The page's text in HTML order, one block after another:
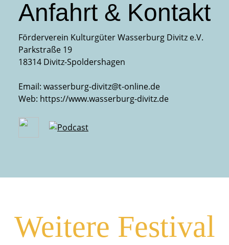
Anfahrt & Kontakt
Förderverein Kulturgüter Wasserburg Divitz e.V.
Parkstraße 19
18314 Divitz-Spoldershagen
Email: wasserburg-divitz@t-online.de
Web: https://www.wasserburg-divitz.de
Weitere Festival